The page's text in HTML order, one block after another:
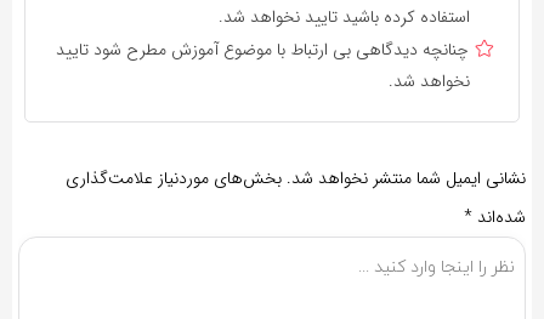
استفاده کرده باشید تایید نخواهد شد.
چنانچه دیدگاهی بی ارتباط با موضوع آموزش مطرح شود تایید
نخواهد شد.
نشانی ایمیل شما منتشر نخواهد شد. بخش‌های موردنیاز علامت‌گذاری
شده‌اند *